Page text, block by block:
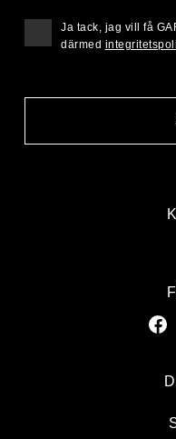
Ja tack, jag vill få
därmed